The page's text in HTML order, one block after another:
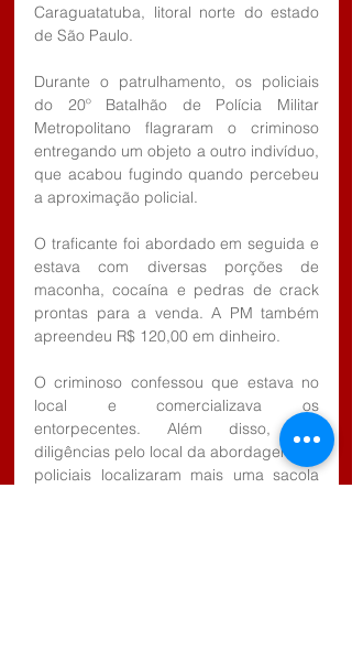
Caraguatatuba, litoral norte do estado
de São Paulo.
Durante o patrulhamento, os policiais
do 20º Batalhão de Polícia Militar
Metropolitano flagraram o criminoso
entregando um objeto a outro indivíduo,
que acabou fugindo quando percebeu
a aproximação policial.
O traficante foi abordado em seguida e
estava com diversas porções de
maconha, cocaína e pedras de crack
prontas para a venda. A PM também
apreendeu R$ 120,00 em dinheiro.
O criminoso confessou que estava no
local e comercializava os
entorpecentes. Além disso, em
diligências pelo local da abordagem, os
policiais localizaram mais uma sacola